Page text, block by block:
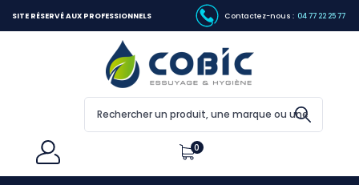
SITE RÉSERVÉ AUX PROFESSIONNELS Contactez-nous : 04 77 22 25 77
0